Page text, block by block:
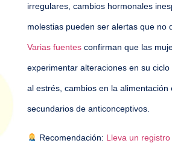
irregulares, cambios hormonales
molestias pueden ser alertas que no
Varias fuentesconfirman que las
experimentar alteraciones en su
al estrés, cambios en la alimentación
secundarios de anticonceptivos.
Recomendación: Lleva un registro